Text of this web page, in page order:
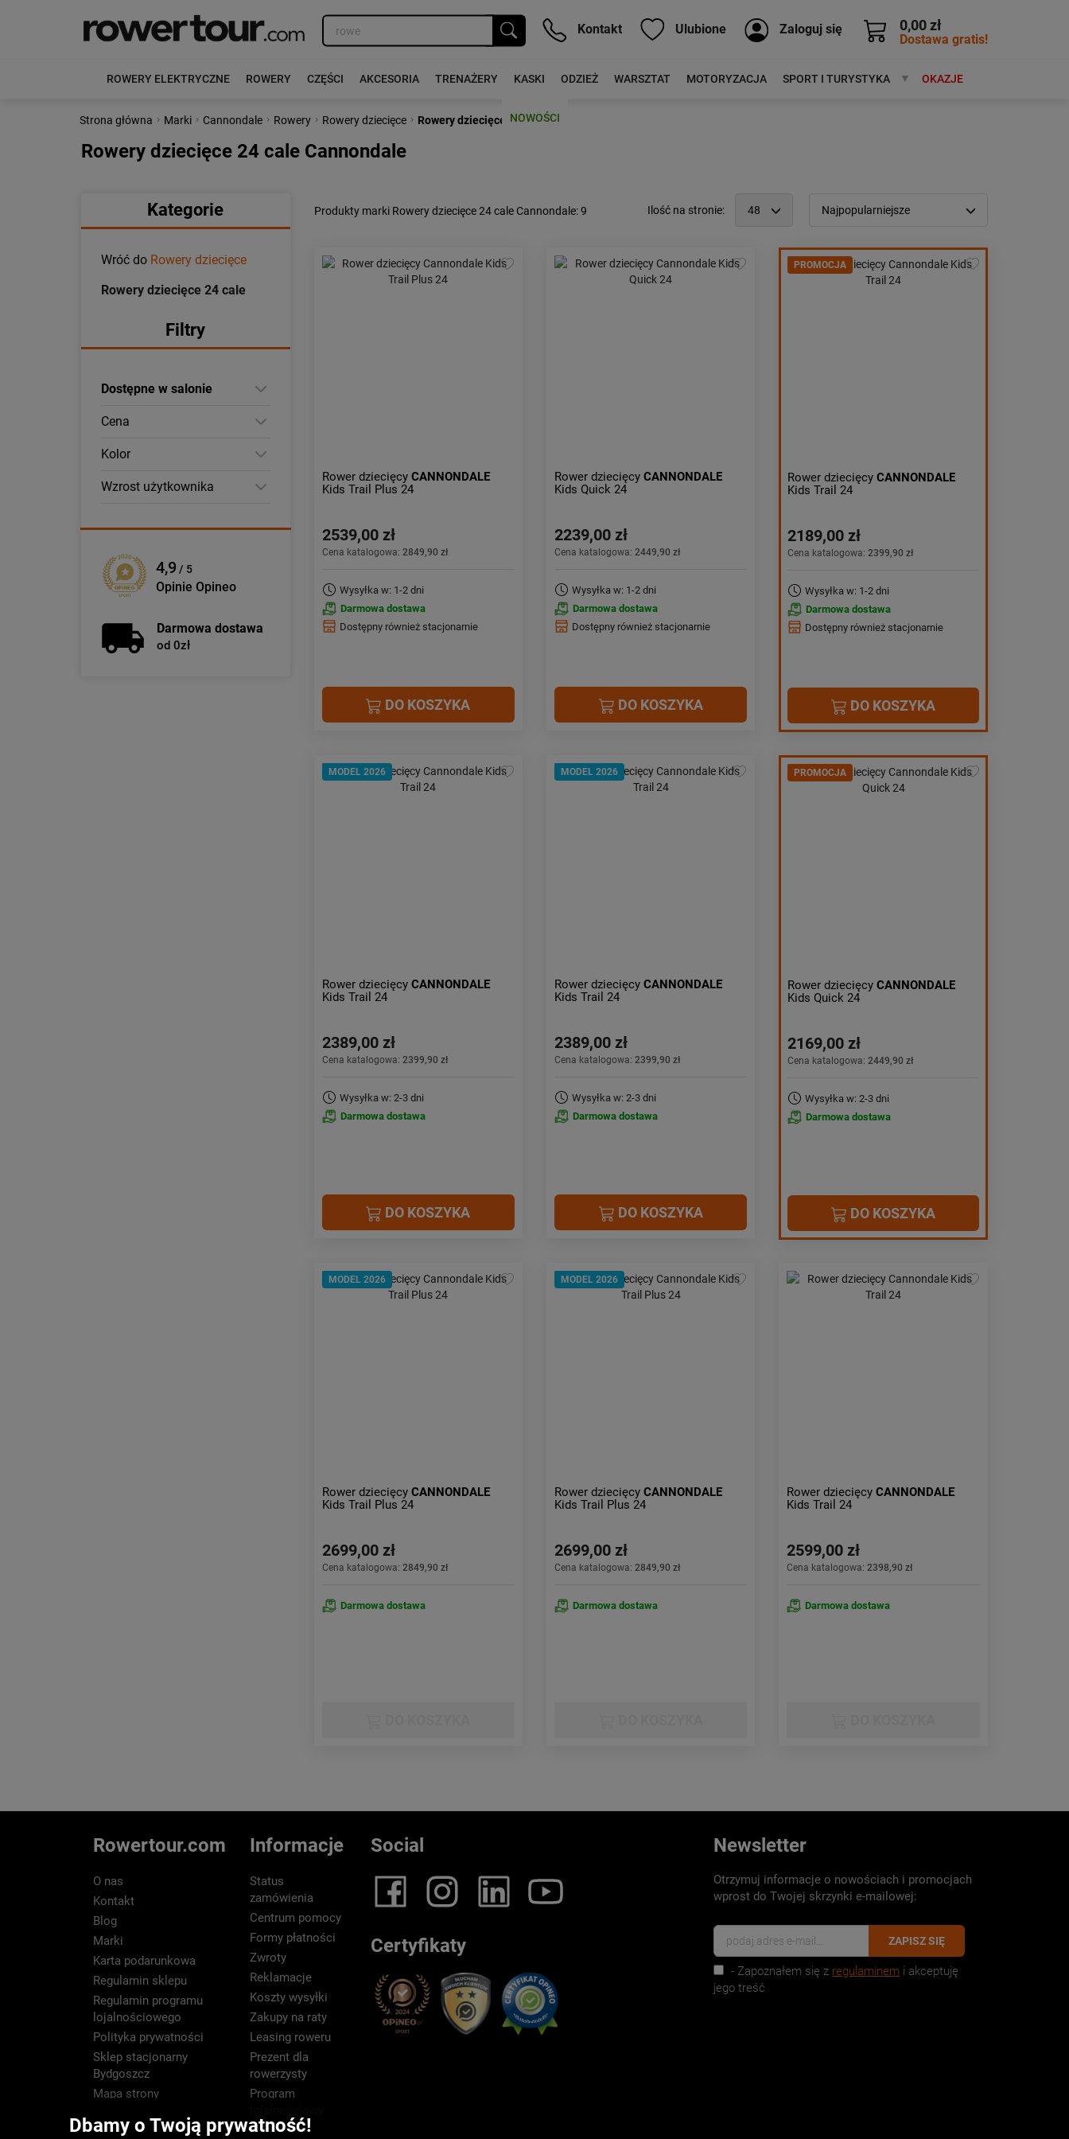
0,00 zł
Dostawa gratis!
Kontakt Ulubione Zaloguj się
ROWERY ELEKTRYCZNE ROWERY CZĘŚCI AKCESORIA TRENAŻERY KASKI ODZIEŻ WARSZTAT MOTORYZACJA SPORT I TURYSTYKA MARKIOKAZJE
NOWOŚCI
Strona główna › Marki › Cannondale › Rowery › Rowery dziecięce › Rowery dziecięce 24 cale
Rowery dziecięce 24 cale Cannondale
Ilość na stronie: 48 Najpopularniejsze
Cena:
od najniższej
Kategorie
Wróć do Rowery dziecięce
Rowery dziecięce 24 cale
Filtry
Dostępne w salonie
Cena
Kolor
Wzrost użytkownika
4,9 / 5
Opinie Opineo
Darmowa dostawa
od 0zł
Produkty marki Rowery dziecięce 24 cale Cannondale: 9
Rower dziecięcy CANNONDALE
Kids Trail Plus 24
2539,00 zł
Cena katalogowa: 2849,90 zł
Wysyłka w: 1-2 dni
Darmowa dostawa
Dostępny również stacjonarnie
DO KOSZYKA
Rower dziecięcy CANNONDALE
Kids Quick 24
2239,00 zł
Cena katalogowa: 2449,90 zł
Wysyłka w: 1-2 dni
Darmowa dostawa
Dostępny również stacjonarnie
DO KOSZYKA
PROMOCJA
Rower dziecięcyCANNONDALE
Kids Trail 24
2189,00 zł
Cena katalogowa:2399,90 zł
Wysyłka w: 1-2 dni
Darmowa dostawa
Dostępny również stacjonarnie
DO KOSZYKA
MODEL 2026
Rower dziecięcy CANNONDALE
Kids Trail 24
2389,00 zł
Cena katalogowa: 2399,90 zł
Wysyłka w: 2-3 dni
Darmowa dostawa
DO KOSZYKA
MODEL 2026
Rower dziecięcy CANNONDALE
Kids Trail 24
2389,00 zł
Cena katalogowa: 2399,90 zł
Wysyłka w: 2-3 dni
Darmowa dostawa
DO KOSZYKA
PROMOCJA
Rower dziecięcyCANNONDALE
Kids Quick 24
2169,00 zł
Cena katalogowa:2449,90 zł
Wysyłka w: 2-3 dni
Darmowa dostawa
DO KOSZYKA
MODEL 2026
Rower dziecięcy CANNONDALE
Kids Trail Plus 24
2699,00 zł
Cena katalogowa: 2849,90 zł
Darmowa dostawa
MODEL 2026
Rower dziecięcy CANNONDALE
Kids Trail Plus 24
2699,00 zł
Cena katalogowa: 2849,90 zł
Darmowa dostawa
Rower dziecięcyCANNONDALE
Kids Trail 24
2599,00 zł
Cena katalogowa:2398,90 zł
Darmowa dostawa
Rowertour.com
O nas
Kontakt
Blog
Marki
Karta podarunkowa
Regulamin sklepu
Regulamin programu
lojalnościowego
Polityka prywatności
Sklep stacjonarny
Bydgoszcz
Mapa strony
Informacje
Status
zamówienia
Centrum pomocy
Formy płatności
Zwroty
Reklamacje
Koszty wysyłki
Zakupy na raty
Leasing roweru
Prezent dla
rowerzysty
Program
Newsletter
Social
Certyfikaty
Newsletter
Otrzymuj informacje o nowościach i promocjach
wprost do Twojej skrzynki e-mailowej:
ZAPISZ SIĘ
- Zapoznałem się z regulaminem i akceptuję
jego treść
Dbamy o Twoją prywatność!